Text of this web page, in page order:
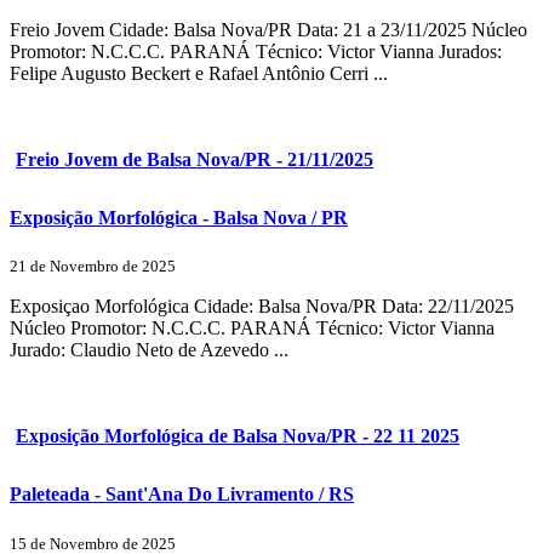
Freio Jovem Cidade: Balsa Nova/PR Data: 21 a 23/11/2025 Núcleo
Promotor: N.C.C.C. PARANÁ Técnico: Victor Vianna Jurados:
Felipe Augusto Beckert e Rafael Antônio Cerri ...
Freio Jovem de Balsa Nova/PR - 21/11/2025
Exposição Morfológica - Balsa Nova / PR
21 de Novembro de 2025
Exposiçao Morfológica Cidade: Balsa Nova/PR Data: 22/11/2025
Núcleo Promotor: N.C.C.C. PARANÁ Técnico: Victor Vianna
Jurado: Claudio Neto de Azevedo ...
Exposição Morfológica de Balsa Nova/PR - 22 11 2025
Paleteada - Sant'Ana Do Livramento / RS
15 de Novembro de 2025